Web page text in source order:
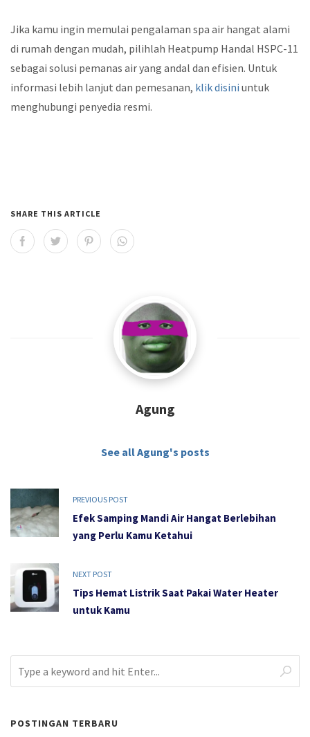
Jika kamu ingin memulai pengalaman spa air hangat alami
di rumah dengan mudah, pilihlah Heatpump Handal HSPC-11
sebagai solusi pemanas air yang andal dan efisien. Untuk
informasi lebih lanjut dan pemesanan, klik disini untuk
menghubungi penyedia resmi.
SHARE THIS ARTICLE
Agung
See all Agung's posts
PREVIOUS POST
Efek Samping Mandi Air Hangat Berlebihan
yang Perlu Kamu Ketahui
NEXT POST
Tips Hemat Listrik Saat Pakai Water Heater
untuk Kamu
POSTINGAN TERBARU